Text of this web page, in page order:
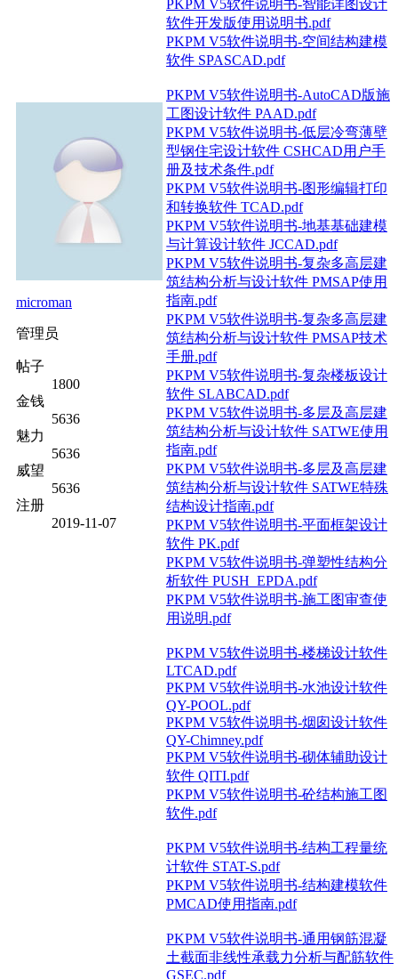
microman
管理员
帖子
1800
金钱
5636
魅力
5636
威望
5636
注册
2019-11-07
PKPM V5软件说明书-智能详图设计
软件开发版使用说明书.pdf
PKPM V5软件说明书-空间结构建模
软件 SPASCAD.pdf
PKPM V5软件说明书-AutoCAD版施
工图设计软件 PAAD.pdf
PKPM V5软件说明书-低层冷弯薄壁
型钢住宅设计软件 CSHCAD用户手
册及技术条件.pdf
PKPM V5软件说明书-图形编辑打印
和转换软件 TCAD.pdf
PKPM V5软件说明书-地基基础建模
与计算设计软件 JCCAD.pdf
PKPM V5软件说明书-复杂多高层建
筑结构分析与设计软件 PMSAP使用
指南.pdf
PKPM V5软件说明书-复杂多高层建
筑结构分析与设计软件 PMSAP技术
手册.pdf
PKPM V5软件说明书-复杂楼板设计
软件 SLABCAD.pdf
PKPM V5软件说明书-多层及高层建
筑结构分析与设计软件 SATWE使用
指南.pdf
PKPM V5软件说明书-多层及高层建
筑结构分析与设计软件 SATWE特殊
结构设计指南.pdf
PKPM V5软件说明书-平面框架设计
软件 PK.pdf
PKPM V5软件说明书-弹塑性结构分
析软件 PUSH_EPDA.pdf
PKPM V5软件说明书-施工图审查使
用说明.pdf
PKPM V5软件说明书-楼梯设计软件
LTCAD.pdf
PKPM V5软件说明书-水池设计软件
QY-POOL.pdf
PKPM V5软件说明书-烟囱设计软件
QY-Chimney.pdf
PKPM V5软件说明书-砌体辅助设计
软件 QITI.pdf
PKPM V5软件说明书-砼结构施工图
软件.pdf
PKPM V5软件说明书-结构工程量统
计软件 STAT-S.pdf
PKPM V5软件说明书-结构建模软件
PMCAD使用指南.pdf
PKPM V5软件说明书-通用钢筋混凝
土截面非线性承载力分析与配筋软件
GSEC.pdf